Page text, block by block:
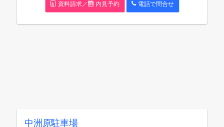
資料請求／ 内見予約 電話で問合せ
中洲原駐車場